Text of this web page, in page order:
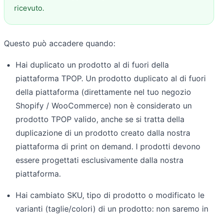
ricevuto.
Questo può accadere quando:
Hai duplicato un prodotto al di fuori della
piattaforma TPOP. Un prodotto duplicato al di fuori
della piattaforma (direttamente nel tuo negozio
Shopify / WooCommerce) non è considerato un
prodotto TPOP valido, anche se si tratta della
duplicazione di un prodotto creato dalla nostra
piattaforma di print on demand. I prodotti devono
essere progettati esclusivamente dalla nostra
piattaforma.
Hai cambiato SKU, tipo di prodotto o modificato le
varianti (taglie/colori) di un prodotto: non saremo in